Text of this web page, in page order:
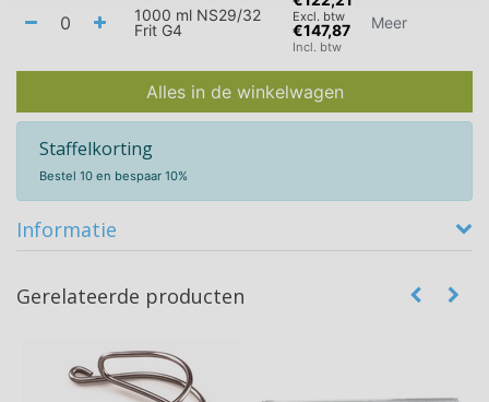
1000 ml NS29/32
Frit G4
Excl. btw
€147,87
Incl. btw
Meer
Alles in de winkelwagen
Staffelkorting
Bestel 10 en bespaar 10%
Informatie
Gerelateerde producten